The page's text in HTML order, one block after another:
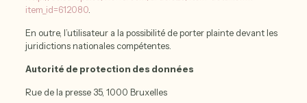
item_id=612080.
En outre, l’utilisateur a la possibilité de porter plainte devant les
juridictions nationales compétentes.
Autorité de protection des données
Rue de la presse 35, 1000 Bruxelles